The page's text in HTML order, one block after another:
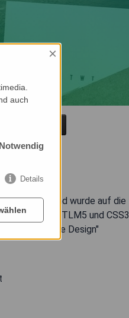
Facelift und wurde auf die
Neben HTLM5 und CSS3
„Responsive Design"
×
auch
Notwendig
Details